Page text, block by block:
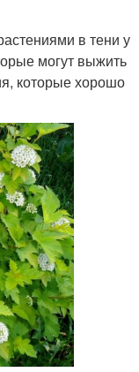
в тени у
могут выжить
которые хорошо